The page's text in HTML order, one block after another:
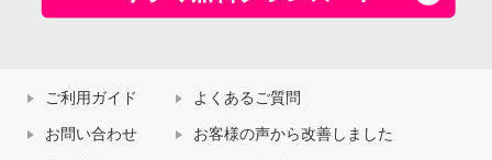
ご利用ガイド よくあるご質問
お問い合わせ お客様の声から改善しました